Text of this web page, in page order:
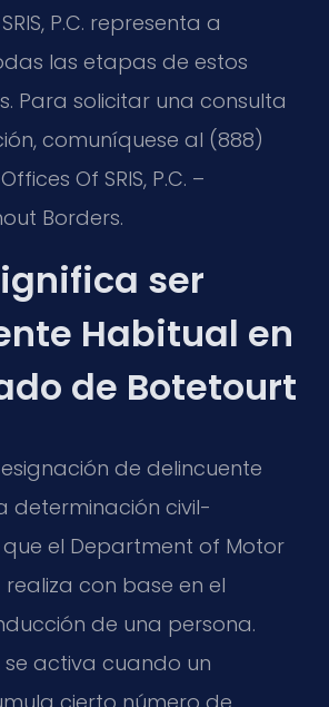
P.C. representa a
las etapas de estos
Para solicitar una consulta
comuníquese al (888)
Of SRIS, P.C. –
Borders.
ser
Habitual en
de Botetourt
de delincuente
determinación civil-
el Department of Motor
realiza con base en el
de una persona.
se activa cuando un